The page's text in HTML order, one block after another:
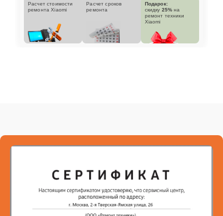
Расчет стоимости
ремонта Xiaomi
Расчет сроков
ремонта
Подарок:
скидку 25% на
ремонт техники
Xiaomi